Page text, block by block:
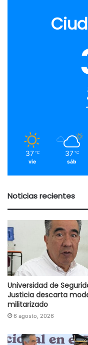
37 ℃
vie
37 ℃
sáb
Noticias recientes
Universidad de
Justicia descarta
militarizado
6 agosto, 2026